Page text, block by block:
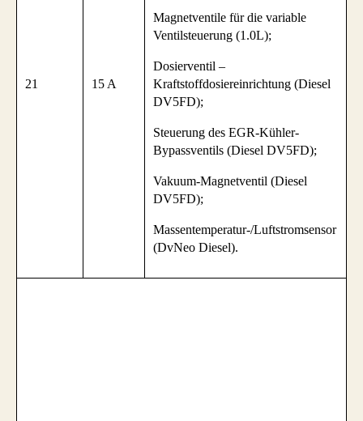
21 15 A
Magnetventile für die variable
Ventilsteuerung (1.0L);
Dosierventil –
Kraftstoffdosiereinrichtung (Diesel
DV5FD);
Steuerung des EGR-Kühler-
Bypassventils (Diesel DV5FD);
Vakuum-Magnetventil (Diesel
DV5FD);
Massentemperatur-/Luftstromsensor
(DvNeo Diesel).